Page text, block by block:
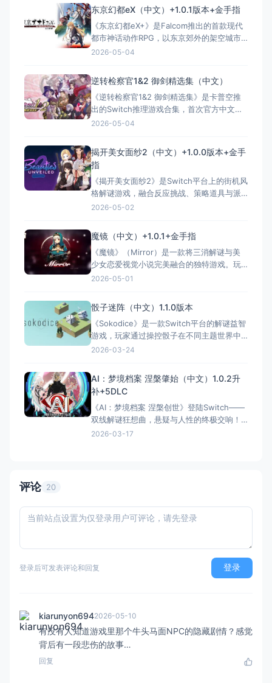
东京幻都eX（中文）+1.0.1版本+金手指
《东京幻都eX+》是Falcom推出的首款现代
都市神话动作RPG，以东京郊外的架空城市
“杜宫市”为舞台，融合校园生活与异界冒险。
异”。Switch版为完全体，包含PSV原版内
容、新后日谈、支线剧情、可操控角色“白装
束”及更高
2026-05-04
逆转检察官1&2 御剑精选集（中文）
《逆转检察官1&2 御剑精选集》是卡普空推
出的Switch推理游戏合集，首次官方中文
化，收录NDS时代两部作品的高清重制版。
据、揭露谎言。原版设计师岩元辰郎重绘
100+角色形象，支持像素与高清画风切换，
并内置海量资料“
2026-05-04
揭开美女面纱2（中文）+1.0.0版本+金手
指
《揭开美女面纱2》是Switch平台上的街机风
格解谜游戏，融合反应挑战、策略道具与派
对娱乐元素。玩家需在限时关卡中躲避障
线对战，适合朋友竞技。游戏延续前作美术
风格，玩法更重操作节奏，被任天堂归类为
“解谜、派对、街机”类休闲作
2026-05-02
魔镜（中文）+1.0.1+金手指
《魔镜》（Mirror）是一款将三消解谜与美
少女恋爱视觉小说完美融合的独特游戏。玩
家操控魔镜穿越不同世界，与暗夜精灵、神
向多结局。Switch版支持触屏操作，便携性
极佳。IGN暂无评分，但Steam平台好评率高
达96%，被誉
2026-05-01
骰子迷阵（中文）1.1.0版本
《Sokodice》是一款Switch平台的解谜益智
游戏，玩家通过操控骰子在不同主题世界中
解谜，凭借直觉和空间思维破解100+关卡。
2026-03-24
AI：梦境档案 涅槃肇始（中文）1.0.2升
补+5DLC
《AI：梦境档案 涅槃创世》登陆Switch——
双线解谜狂想曲，悬疑与人性的终极交响！
（注：官方定名“涅槃创世”，“肇始”为常见误
2026-03-17
评论 20
登录后可发表评论和回复 登录
kiarunyon6942026-05-10
有没有人知道游戏里那个牛头马面NPC的隐藏剧情？感觉
背后有一段悲伤的故事…
回复